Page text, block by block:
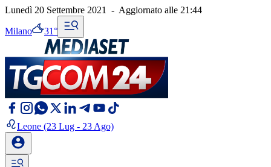
Lunedì 20 Settembre 2021 - Aggiornato alle 21:44
Milano 31°
Leone (23 Lug - 23 Ago)